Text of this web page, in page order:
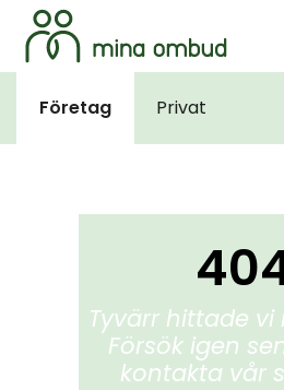
Företag Privat
Tyvärr hittade vi
Försök igen
kontakta vår